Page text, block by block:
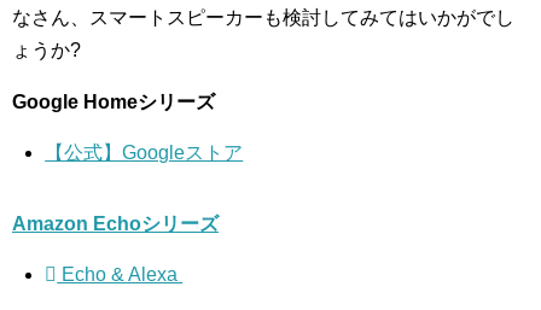
なさん、スマートスピーカーも検討してみてはいかがでし
ょうか?
Google Homeシリーズ
【公式】Googleストア
Amazon Echoシリーズ
Echo & Alexa